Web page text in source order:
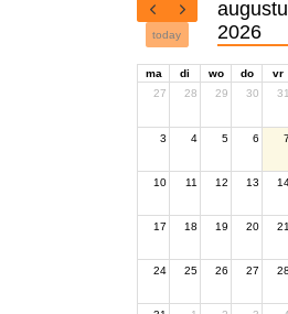
today
2026
ma di wo do vr
27
28 29 30 31
3 4 5 6 7
10 11 12 13
17 18 19 20 21
24 25 26 27 28